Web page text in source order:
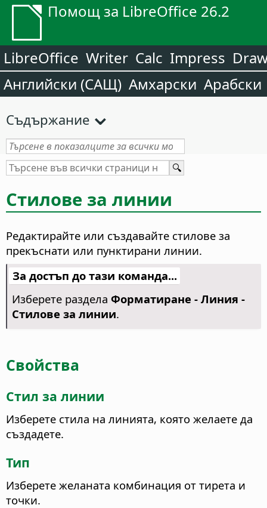
Помощ за LibreOffice 26.2
LibreOffice Writer Calc Impress
Английски (САЩ) Амхарски Арабски
Съдържание
Стилове за линии
Редактирайте или създавайте стилове за
прекъснати или пунктирани линии.
За достъп до тази команда...
Изберете раздела Форматиране - Линия -
Стилове за линии.
Свойства
Стил за линии
Изберете стила на линията, която желаете да
създадете.
Тип
Изберете желаната комбинация от тирета и
точки.